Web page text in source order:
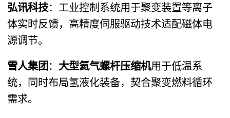
弘讯科技：工业控制系统用于聚变装置等离子
体实时反馈，高精度伺服驱动技术适配磁体电
源调节。
雪人集团 ： 大型氦气螺杆压缩机用于低温系
统，同时布局氢液化装备，契合聚变燃料循环
需求。